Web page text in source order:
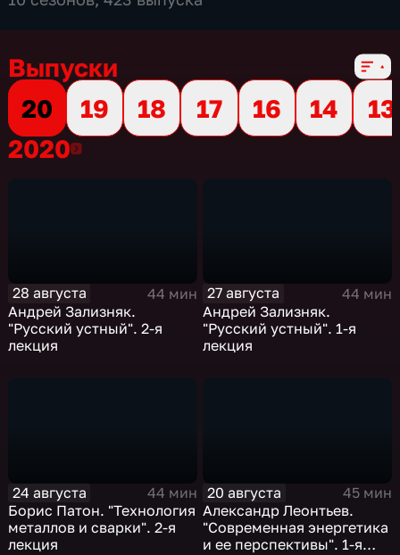
Выпуски
20
19 18 17 16 14
13
20202020
28 августа
44 мин
Андрей Зализняк.
"Русский устный". 2-я
лекция
27 августа
44 мин
Андрей Зализняк.
"Русский устный". 1-я
лекция
24 августа
44 мин
Борис Патон. "Технология
металлов и сварки". 2-я
лекция
20 августа
45 мин
Александр Леонтьев.
"Современная энергетика
и ее перспективы". 1-я